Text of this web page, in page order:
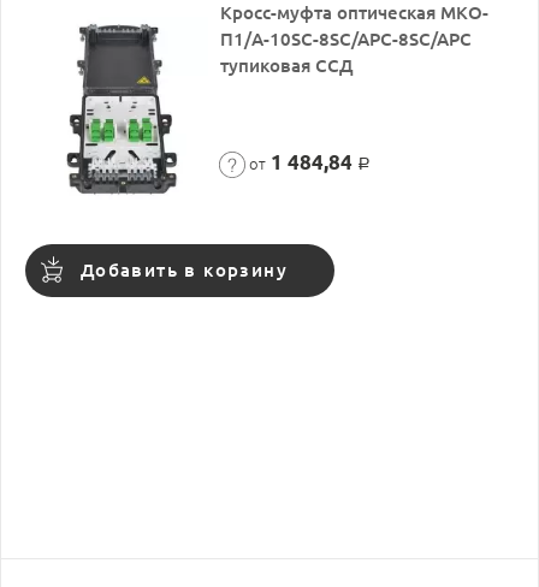
Кросс-муфта оптическая МКО-
П1/A-10SC-8SC/APC-8SC/APC
тупиковая ССД
от 1 484,84 Р
Добавить в корзину